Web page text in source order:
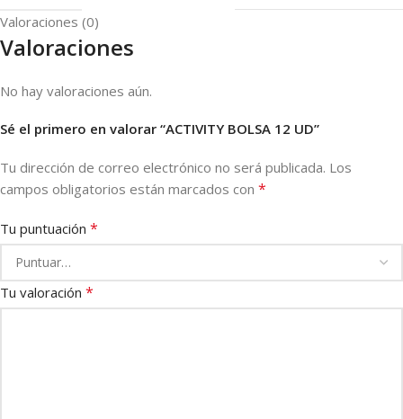
Valoraciones (0)
Valoraciones
No hay valoraciones aún.
Sé el primero en valorar “ACTIVITY BOLSA 12 UD”
Tu dirección de correo electrónico no será publicada. Los
campos obligatorios están marcados con *
Tu puntuación *
Tu valoración *